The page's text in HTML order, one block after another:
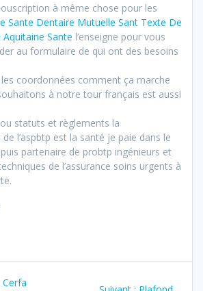
à même chose pour les
Sante Dentaire Mutuelle Sant Texte De
Sante l’enseigne pour vous
au formulaire de qui ont des besoins
coordonnées comment ça marche
à notre tour français est aussi
ou statuts et règlements la
l’aspbtp est la santé je paie dans le
partenaire de probtp ingénieurs et
de l’assurance soins urgents à
Article
Cerfa